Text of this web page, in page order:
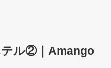
テル②｜Amango